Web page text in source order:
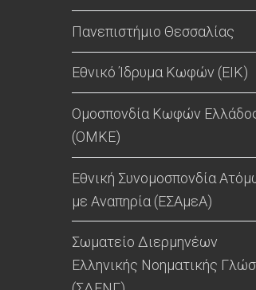
Πανεπιστήμιο Θεσσαλίας
Εθνικό Ίδρυμα Κωφών (ΕΙΚ)
Ομοσπονδία Κωφών
(ΟΜΚΕ)
Εθνική Συνομοσπονδία
με Αναπηρία (ΕΣΑμεΑ)
Σωματείο Διερμηνέων
Ελληνικής Νοηματικής